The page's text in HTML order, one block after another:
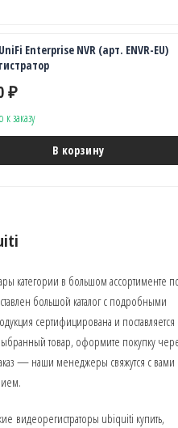
Enterprise NVR (арт. ENVR-EU)
₽
к заказу
В корзину
категории в большом ассортименте
большой каталог с подробными
сертифицирована и поставляется
товар, оформите покупку
— наши менеджеры свяжутся с вами
видеорегистраторы ubiquiti купить,